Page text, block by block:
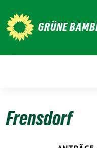
zum
Inhalt
GRÜNE
Frensdorf